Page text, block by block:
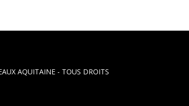
AQUITAINE - TOUS DROITS